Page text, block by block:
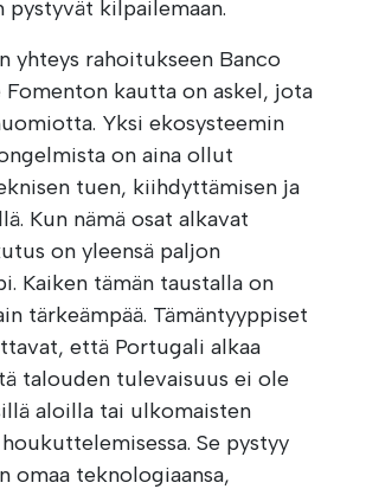
pystyvät kilpailemaan.
yhteys rahoitukseen Banco
Fomenton kautta on askel, jota
Yksi ekosysteemin
on aina ollut
tuen, kiihdyttämisen ja
Kun nämä osat alkavat
on yleensä paljon
Kaiken tämän taustalla on
tärkeämpää. Tämäntyyppiset
että Portugali alkaa
talouden tulevaisuus ei ole
aloilla tai ulkomaisten
Se pystyy
omaa teknologiaansa,